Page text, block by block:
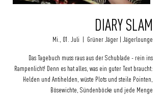
DIARY SLAM
Mi., 01. Juli Grüner Jäger | Jägerlounge
Das Tagebuch muss raus aus der Schublade - rein ins
Rampenlicht! Denn es hat alles, was ein guter Text braucht:
Helden und Antihelden, wüste Plots und steile Pointen,
Bösewichte, Sündenböcke und jede Menge